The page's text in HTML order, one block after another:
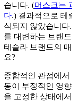
습니다. (머스크는
다.) 결과적으로 테
식되지 않았습니다
를 대변하는 브랜
테슬라 브랜드의
요?
종합적인 관점에
동이 부정적인 영
을 고정한 상태에